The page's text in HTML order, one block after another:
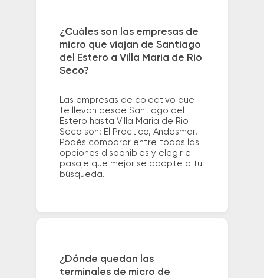
¿Cuáles son las empresas de
micro que viajan de Santiago
del Estero a Villa Maria de Rio
Seco?
Las empresas de colectivo que
te llevan desde Santiago del
Estero hasta Villa Maria de Rio
Seco son: El Practico, Andesmar.
Podés comparar entre todas las
opciones disponibles y elegir el
pasaje que mejor se adapte a tu
búsqueda.
¿Dónde quedan las
terminales de micro de